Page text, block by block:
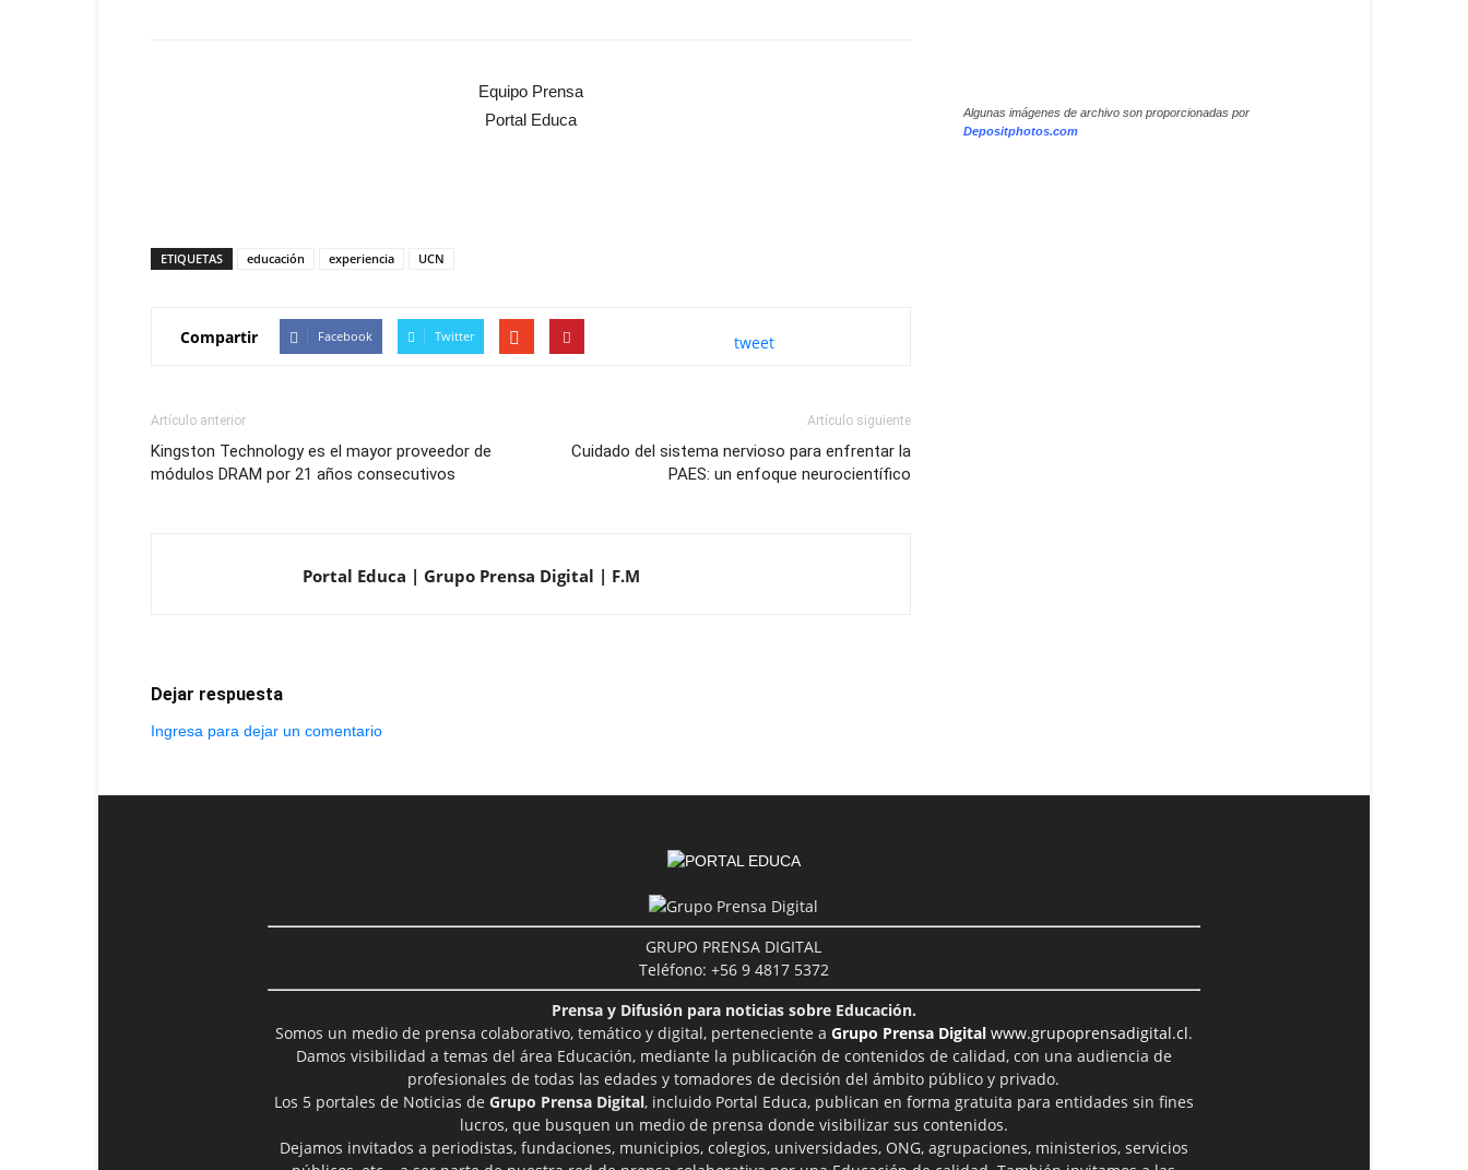
Equipo Prensa
Portal Educa
ETIQUETAS educación experiencia UCN
Compartir Facebook Twitter tweet
Artículo anterior
Kingston Technology es el mayor proveedor de
módulos DRAM por 21 años consecutivos
Artículo siguiente
Cuidado del sistema nervioso para enfrentar la
PAES: un enfoque neurocientífico
Portal Educa | Grupo Prensa Digital | F.M
Dejar respuesta
Ingresa para dejar un comentario
Algunas imágenes de archivo son proporcionadas por
Depositphotos.com
GRUPO PRENSA DIGITAL
Teléfono: +56 9 4817 5372
Prensa y Difusión para noticias sobre Educación.
Somos un medio de prensa colaborativo, temático y digital, perteneciente a Grupo Prensa Digitalwww.grupoprensadigital.cl.
Damos visibilidad a temas del área Educación, mediante la publicación de contenidos de calidad, con una audiencia de
profesionales de todas las edades y tomadores de decisión del ámbito público y privado.
Los 5 portales de Noticias de Grupo Prensa Digital, incluido Portal Educa, publican en forma gratuita para entidades sin fines
lucros, que busquen un medio de prensa donde visibilizar sus contenidos.
Dejamos invitados a periodistas, fundaciones, municipios, colegios, universidades, ONG, agrupaciones, ministerios, servicios